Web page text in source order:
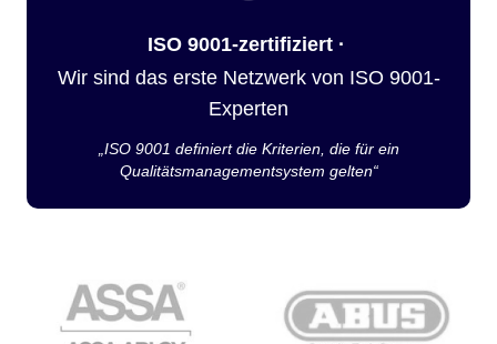
ISO 9001-zertifiziert ·
Wir sind das erste Netzwerk von ISO 9001-
Experten
„ISO 9001 definiert die Kriterien, die für ein
Qualitätsmanagementsystem gelten“